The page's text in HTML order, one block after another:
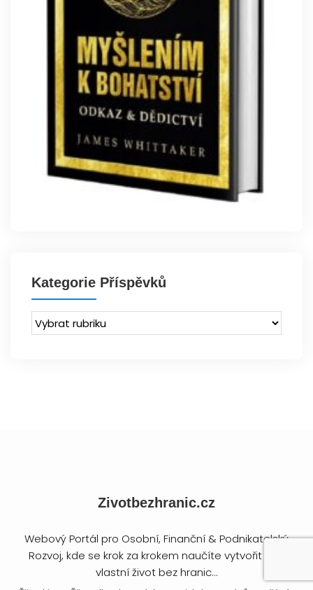
Kategorie Příspěvků
Zivotbezhranic.cz
Webový Portál pro Osobní, Finanční & Podnikatelský
Rozvoj, kde se krok za krokem naučíte vytvořit svůj
vlastní život bez hranic...